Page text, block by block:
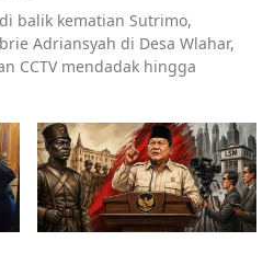
balik kematian Sutrimo,
Adriansyah di Desa Wlahar,
CCTV mendadak hingga